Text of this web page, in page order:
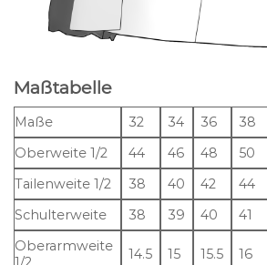
Maßtabelle
Maße 32 34 36 38
Oberweite 1/2
44 46 48 50
Tailenweite 1/2
38 40 42 44
Schulterweite
38 39 40 41
Oberarmweite
14.5 15 15.5 16